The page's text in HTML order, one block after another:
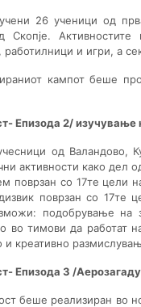
26 ученици од
Скопје.
работилници и игри, а
кампот беше
Епизода 2/ изучување
од Валандово,
активности како дел
поврзан со 17те цели
поврзан со
подобрување
во тимови да работат
и креативно
Епизода 3 /
беше реализиран во